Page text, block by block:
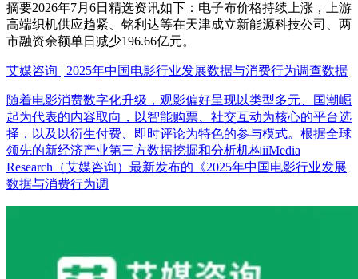
摘要2026年7月6日精选资讯如下：电子布价格持续上涨，上游
高端织机供应趋紧、铭利达等在天津成立新能源科技公司、两
市融资余额单日减少196.66亿元。
艾媒咨询 | 2025年中国电影行业发展数据与消费行为调查数据
随着电影消费数字化升级，观影偏好呈现以类型多元、国潮崛
起为代表的内容取向，以智能购票、社交互动为核心的平台选
择，以及以衍生付费、即时评论为特色的参与模式。根据全球
领先的新经济产业第三方数据挖掘和分析机构iiMedia
Research（艾媒咨询）最新发布的《2025年中国电影行业发展
数据与消费行为调